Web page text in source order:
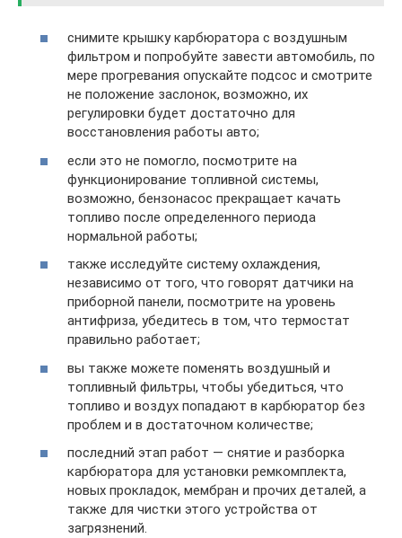
снимите крышку карбюратора с воздушным
фильтром и попробуйте завести автомобиль, по
мере прогревания опускайте подсос и смотрите
не положение заслонок, возможно, их
регулировки будет достаточно для
восстановления работы авто;
если это не помогло, посмотрите на
функционирование топливной системы,
возможно, бензонасос прекращает качать
топливо после определенного периода
нормальной работы;
также исследуйте систему охлаждения,
независимо от того, что говорят датчики на
приборной панели, посмотрите на уровень
антифриза, убедитесь в том, что термостат
правильно работает;
вы также можете поменять воздушный и
топливный фильтры, чтобы убедиться, что
топливо и воздух попадают в карбюратор без
проблем и в достаточном количестве;
последний этап работ — снятие и разборка
карбюратора для установки ремкомплекта,
новых прокладок, мембран и прочих деталей, а
также для чистки этого устройства от
загрязнений.